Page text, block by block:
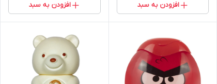
افزودن به سبد افزودن به سبد